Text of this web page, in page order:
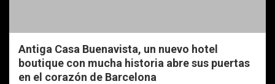
Antiga Casa Buenavista, un nuevo hotel
boutique con mucha historia abre sus puertas
en el corazón de Barcelona